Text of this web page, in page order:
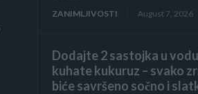
ZANIMLJIVOSTI August 7, 2026
Dodajte 2 sastojka u
kuhate kukuruz – svako
biće savršeno sočno i